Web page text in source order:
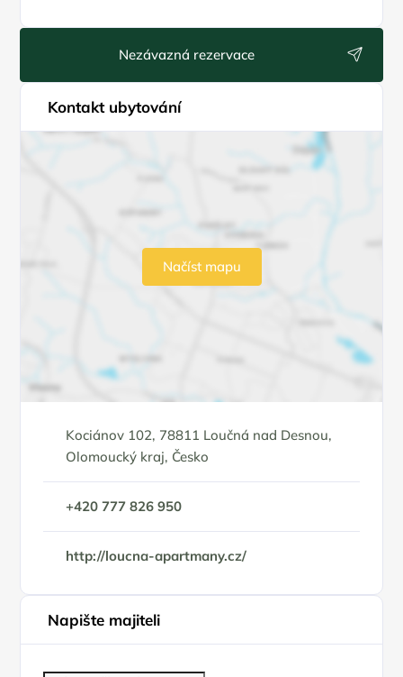
Nezávazná rezervace
Kontakt ubytování
Načíst mapu
Kociánov 102, 78811 Loučná nad Desnou,
Olomoucký kraj, Česko
+420 777 826 950
http://loucna-apartmany.cz/
Napište majiteli